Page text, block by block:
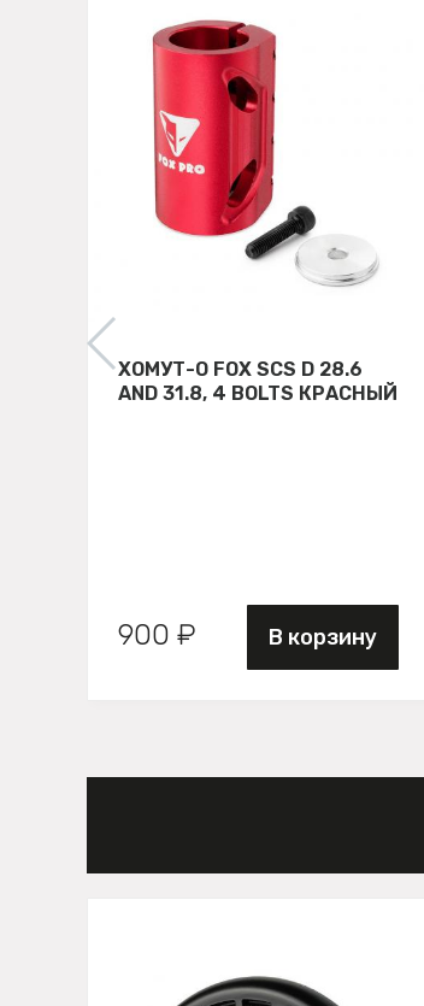
ХОМУТ-О FOX SCS D 28.6
AND 31.8, 4 BOLTS КРАСНЫЙ
900 ₽ В корзину